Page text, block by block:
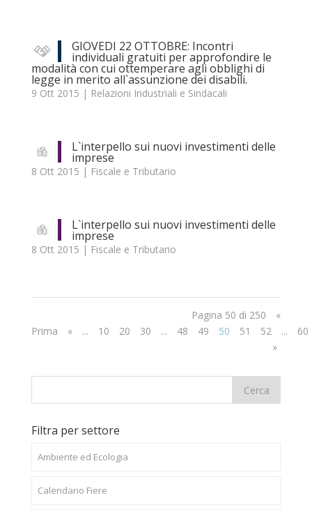
GIOVEDI 22 OTTOBRE: Incontri
individuali gratuiti per approfondire le
modalità con cui ottemperare agli obblighi di
legge in merito all`assunzione dei disabili.
9 Ott 2015 | Relazioni Industriali e Sindacali
L`interpello sui nuovi investimenti delle
imprese
8 Ott 2015 | Fiscale e Tributario
L`interpello sui nuovi investimenti delle
imprese
8 Ott 2015 | Fiscale e Tributario
Pagina 50 di 250
«
Prima
« ... 10 20 30 ... 48 49 50 51 52 ...
60
»
Filtra per settore
Ambiente ed Ecologia
Calendario Fiere